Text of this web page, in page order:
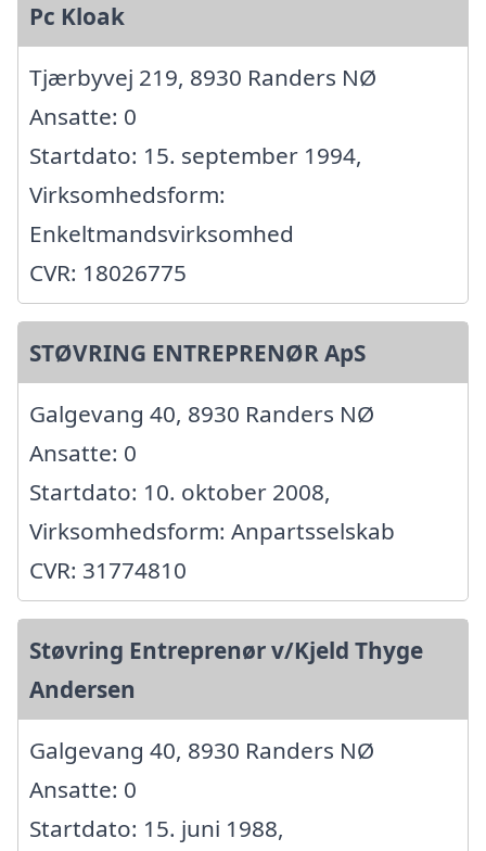
Pc Kloak
Tjærbyvej 219, 8930 Randers NØ
Ansatte: 0
Startdato: 15. september 1994,
Virksomhedsform:
Enkeltmandsvirksomhed
CVR: 18026775
STØVRING ENTREPRENØR ApS
Galgevang 40, 8930 Randers NØ
Ansatte: 0
Startdato: 10. oktober 2008,
Virksomhedsform: Anpartsselskab
CVR: 31774810
Støvring Entreprenør v/Kjeld Thyge
Andersen
Galgevang 40, 8930 Randers NØ
Ansatte: 0
Startdato: 15. juni 1988,